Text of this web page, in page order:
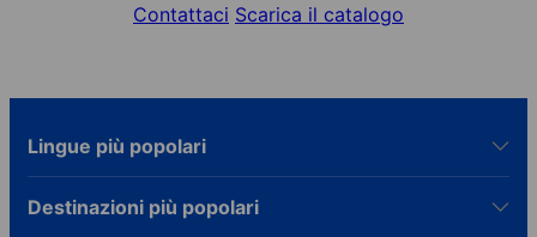
Contattaci Scarica il catalogo
Lingue più popolari
Destinazioni più popolari